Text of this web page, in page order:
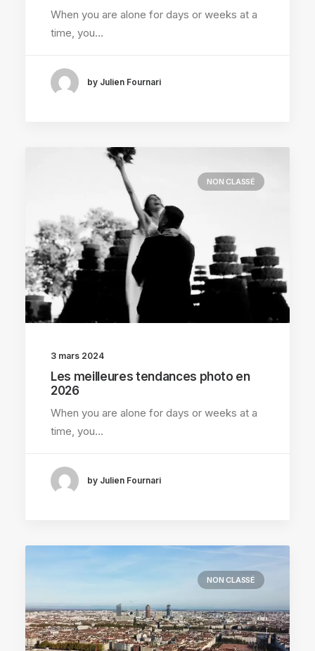
When you are alone for days or weeks at a
time, you…
by Julien Fournari
NON CLASSÉ
3 mars 2024
Les meilleures tendances photo en
2026
When you are alone for days or weeks at a
time, you…
by Julien Fournari
NON CLASSÉ